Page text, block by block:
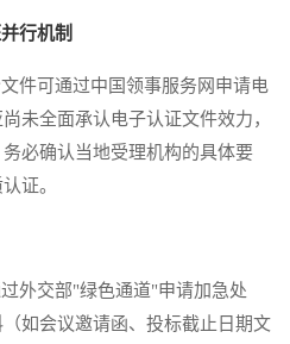
行机制
可通过中国领事服务网申请电
未全面承认电子认证文件效力，
必确认当地受理机构的具体要
证。
交部"绿色通道"申请加急处
如会议邀请函、投标截止日期文